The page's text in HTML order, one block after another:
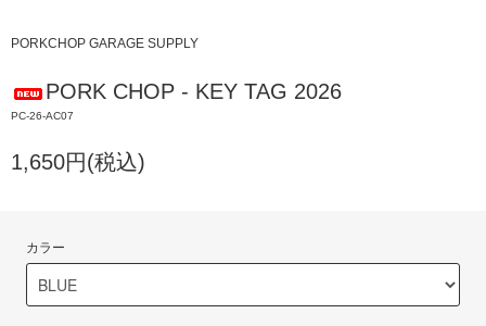
PORKCHOP GARAGE SUPPLY
PORK CHOP - KEY TAG 2026
PC-26-AC07
1,650円(税込)
カラー